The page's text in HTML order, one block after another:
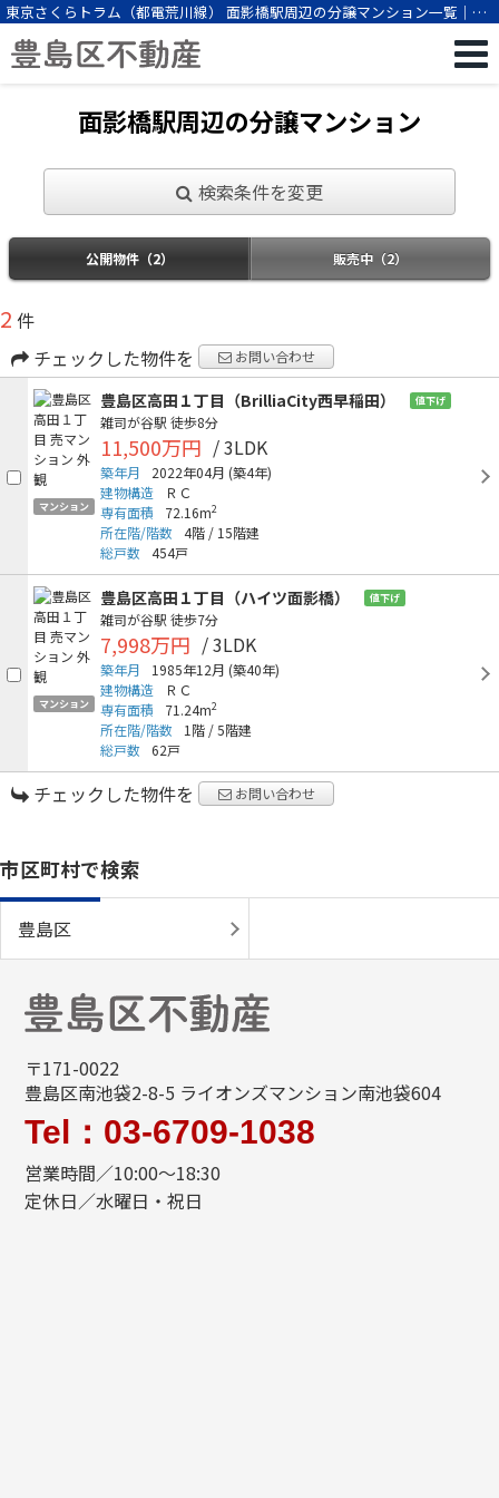
東京さくらトラム（都電荒川線） 面影橋駅周辺の分譲マンション一覧｜豊
島区不動産（株式会社ビーエスパートナー）
面影橋駅周辺の分譲マンション
検索条件を変更
公開物件（2） 販売中（2）
2 件
チェックした物件を
お問い合わせ
マンション
豊島区高田１丁目（BrilliaCity西早稲田） 値下げ
雑司が谷駅 徒歩8分
11,500万円 / 3LDK
築年月 2022年04月 (築4年)
建物構造
ＲＣ
専有面積
72.16m2
所在階/階数 4階 / 15階建
総戸数 454戸
マンション
豊島区高田１丁目（ハイツ面影橋） 値下げ
雑司が谷駅 徒歩7分
7,998万円 / 3LDK
築年月 1985年12月 (築40年)
建物構造
ＲＣ
専有面積
71.24m2
所在階/階数 1階 /5階建
総戸数 62戸
チェックした物件を お問い合わせ
市区町村で検索
豊島区
〒171-0022
豊島区南池袋2-8-5 ライオンズマンション南池袋604
Tel：03-6709-1038
営業時間／10:00～18:30
定休日／水曜日・祝日